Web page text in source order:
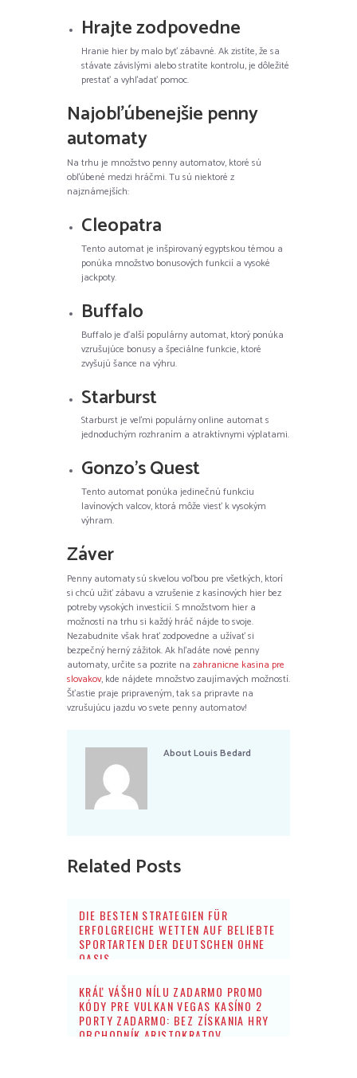
Hrajte zodpovedne
Hranie hier by malo byť zábavné. Ak zistíte, že sa
stávate závislými alebo stratíte kontrolu, je dôležité
prestať a vyhľadať pomoc.
Najobľúbenejšie penny
automaty
Na trhu je množstvo penny automatov, ktoré sú
obľúbené medzi hráčmi. Tu sú niektoré z
najznámejších:
Cleopatra
Tento automat je inšpirovaný egyptskou témou a
ponúka množstvo bonusových funkcií a vysoké
jackpoty.
Buffalo
Buffalo je ďalší populárny automat, ktorý ponúka
vzrušujúce bonusy a špeciálne funkcie, ktoré
zvyšujú šance na výhru.
Starburst
Starburst je veľmi populárny online automat s
jednoduchým rozhraním a atraktívnymi výplatami.
Gonzo’s Quest
Tento automat ponúka jedinečnú funkciu
lavínových valcov, ktorá môže viesť k vysokým
výhram.
Záver
Penny automaty sú skvelou voľbou pre všetkých, ktorí
si chcú užiť zábavu a vzrušenie z kasínových hier bez
potreby vysokých investícií. S množstvom hier a
možností na trhu si každý hráč nájde to svoje.
Nezabudnite však hrať zodpovedne a užívať si
bezpečný herný zážitok. Ak hľadáte nové penny
automaty, určite sa pozrite na zahranicne kasina pre
slovakov, kde nájdete množstvo zaujímavých možností.
Šťastie praje pripraveným, tak sa pripravte na
vzrušujúcu jazdu vo svete penny automatov!
AboutLouis Bedard
Related Posts
DIE BESTEN STRATEGIEN FÜR
ERFOLGREICHE WETTEN AUF BELIEBTE
SPORTARTEN DER DEUTSCHEN OHNE
OASIS
KRÁĽ VÁŠHO NÍLU ZADARMO PROMO
KÓDY PRE VULKAN VEGAS KASÍNO 2
PORTY ZADARMO: BEZ ZÍSKANIA HRY
OBCHODNÍK ARISTOKRATOV